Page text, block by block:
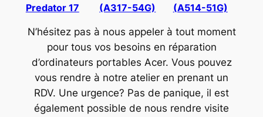
Predator 17
(A317-54G)
(A514-51G)
N’hésitez pas à nous appeler à tout moment
pour tous vos besoins en réparation
d’ordinateurs portables Acer. Vous pouvez
vous rendre à notre atelier en prenant un
RDV. Une urgence? Pas de panique, il est
également possible de nous rendre visite